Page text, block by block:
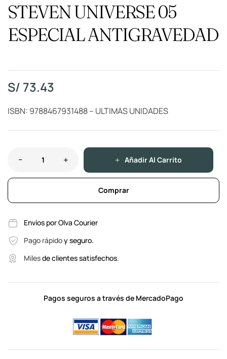
STEVEN UNIVERSE 05
ESPECIAL ANTIGRAVEDAD
S/ 73.43
ISBN: 9788467931488 – ULTIMAS UNIDADES
Añadir Al Carrito
Comprar
Envíos por Olva Courier
Pago rápidoy seguro.
Milesde clientes satisfechos.
Pagos seguros a través de MercadoPago